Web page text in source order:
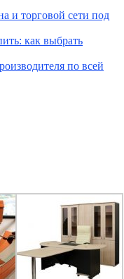
и торговой сети под
как выбрать
по всей